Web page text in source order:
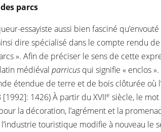
parcs
essayiste aussi bien fasciné
dire spécialisé dans le compte rendu
». Afin de préciser le sens de cette
médiéval parricusqui signifie « enclos ».
étendue de terre et de bois clôturée où
[1992]: 1426) À partir du XVIIe siècle, le
la décoration, l’agrément et la
touristique modifie à nouveau le